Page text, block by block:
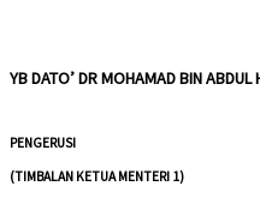
YB DATO’ DR MOHAMAD BIN ABDUL
PENGERUSI
(TIMBALAN KETUA MENTERI 1)